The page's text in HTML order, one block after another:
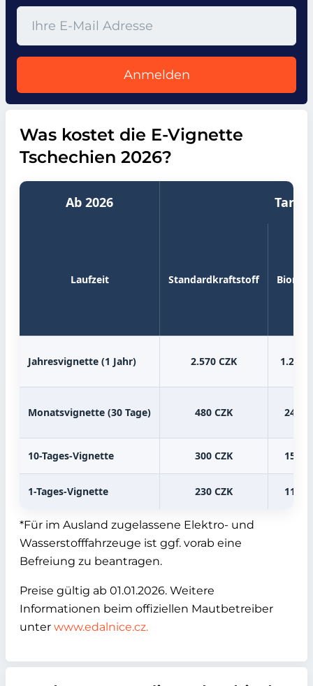
Anmelden
Was kostet die E-Vignette
Tschechien 2026?
Ab 2026
Laufzeit Standardkraftstoff
Jahresvignette (1 Jahr) 2.570 CZK 1.280
Monatsvignette (30 Tage) 480 CZK 240
10-Tages-Vignette 300 CZK 150
1-Tages-Vignette 230 CZK 110
*Für im Ausland zugelassene Elektro- und
Wasserstofffahrzeuge ist ggf. vorab eine
Befreiung zu beantragen.
Preise gültig ab 01.01.2026. Weitere
Informationen beim offiziellen Mautbetreiber
unter www.edalnice.cz.